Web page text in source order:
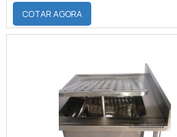
gráfico o serviço completo
cilindros, utilizando os melhores
ferramentas para confecção
requisitada pelo
CILINDROS COM A
MERCADODevido à alta
Equipamentos Gráficos Ltda e da
Revestimento de C.
COTAR AGORA